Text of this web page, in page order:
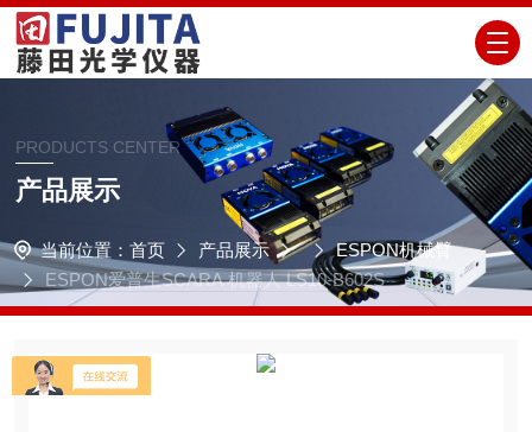
PRODUCTS CENTER
产品展示
当前位置： 首页 产品展示
ESPON机械臂
ESPON爱普生SCARA 机器人 LS10-B602S